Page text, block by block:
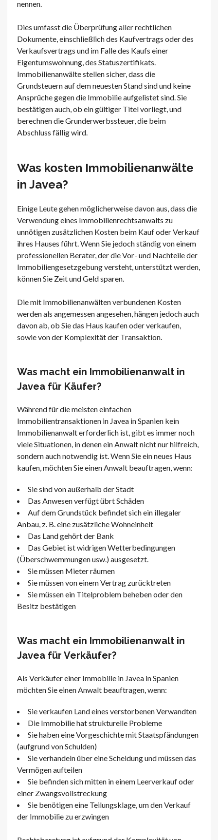
nennen.
Dies umfasst die Überprüfung aller rechtlichen
Dokumente, einschließlich des Kaufvertrags oder des
Verkaufsvertrags und im Falle des Kaufs einer
Eigentumswohnung, des Statuszertifikats.
Immobilienanwälte stellen sicher, dass die
Grundsteuern auf dem neuesten Stand sind und keine
Ansprüche gegen die Immobilie aufgelistet sind. Sie
bestätigen auch, ob ein gültiger Titel vorliegt, und
berechnen die Grunderwerbssteuer, die beim
Abschluss fällig wird.
Was kosten Immobilienanwälte
in Javea?
Einige Leute gehen möglicherweise davon aus, dass die
Verwendung eines Immobilienrechtsanwalts zu
unnötigen zusätzlichen Kosten beim Kauf oder Verkauf
ihres Hauses führt. Wenn Sie jedoch ständig von einem
professionellen Berater, der die Vor- und Nachteile der
Immobiliengesetzgebung versteht, unterstützt werden,
können Sie Zeit und Geld sparen.
Die mit Immobilienanwälten verbundenen Kosten
werden als angemessen angesehen, hängen jedoch auch
davon ab, ob Sie das Haus kaufen oder verkaufen,
sowie von der Komplexität der Transaktion.
Was macht ein Immobilienanwalt in
Javea für Käufer?
Während für die meisten einfachen
Immobilientransaktionen in Javea in Spanien kein
Immobilienanwalt erforderlich ist, gibt es immer noch
viele Situationen, in denen ein Anwalt nicht nur hilfreich,
sondern auch notwendig ist. Wenn Sie ein neues Haus
kaufen, möchten Sie einen Anwalt beauftragen, wenn:
Sie sind von außerhalb der Stadt
Das Anwesen verfügt übrt Schäden
Auf dem Grundstück befindet sich ein illegaler
Anbau, z. B. eine zusätzliche Wohneinheit
Das Land gehört der Bank
Das Gebiet ist widrigen Wetterbedingungen
(Überschwemmungen usw.) ausgesetzt.
Sie müssen Mieter räumen
Sie müssen von einem Vertrag zurücktreten
Sie müssen ein Titelproblem beheben oder den
Besitz bestätigen
Was macht ein Immobilienanwalt in
Javea für Verkäufer?
Als Verkäufer einer Immobilie in Javea in Spanien
möchten Sie einen Anwalt beauftragen, wenn:
Sie verkaufen Land eines verstorbenen Verwandten
Die Immobilie hat strukturelle Probleme
Sie haben eine Vorgeschichte mit Staatspfändungen
(aufgrund von Schulden)
Sie verhandeln über eine Scheidung und müssen das
Vermögen aufteilen
Sie befinden sich mitten in einem Leerverkauf oder
einer Zwangsvollstreckung
Sie benötigen eine Teilungsklage, um den Verkauf
der Immobilie zu erzwingen